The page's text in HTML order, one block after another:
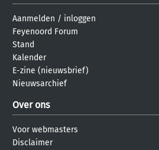
Aanmelden / inloggen
Feyenoord Forum
Stand
Kalender
E-zine (nieuwsbrief)
Nieuwsarchief
Over ons
Voor webmasters
Disclaimer